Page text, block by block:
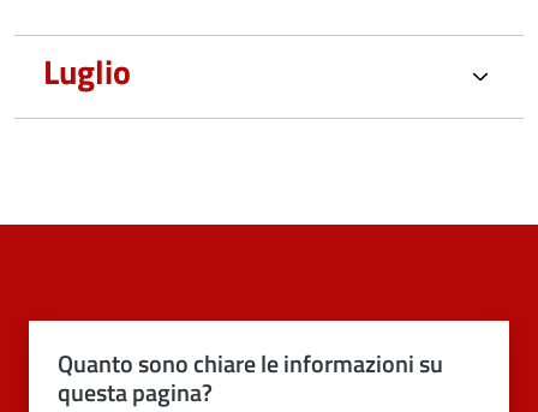
Luglio
Quanto sono chiare le informazioni su
questa pagina?